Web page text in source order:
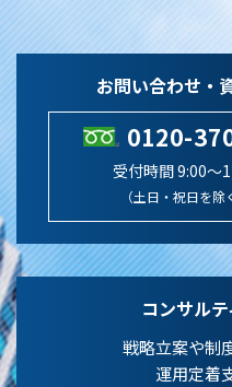
お問い合わせ・
0120-
受付時間 9:00～
（土日・祝日を除
コンサル
戦略立案や制
運用定着